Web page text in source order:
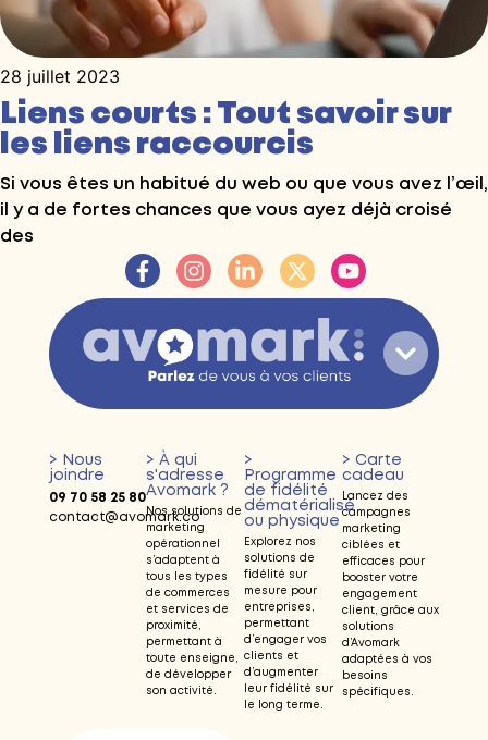
28 juillet 2023
Liens courts : Tout savoir sur
les liens raccourcis
Si vous êtes un habitué du web ou que vous avez l’œil,
il y a de fortes chances que vous ayez déjà croisé
des
> Nous
joindre
09 70 58 25 80
contact@avomark.co
> À qui
s'adresse
Avomark ?
Nos solutions de
marketing
opérationnel
s’adaptent à
tous les types
de commerces
et services de
proximité,
permettant à
toute enseigne,
de développer
son activité.
>
Programme
de fidélité
dématérialisé
ou physique
Explorez nos
solutions de
fidélité sur
mesure pour
entreprises,
permettant
d’engager vos
clients et
d’augmenter
leur fidélité sur
le long terme.
> Carte
cadeau
Lancez des
campagnes
marketing
ciblées et
efficaces pour
booster votre
engagement
client, grâce aux
solutions
d’Avomark
adaptées à vos
besoins
spécifiques.